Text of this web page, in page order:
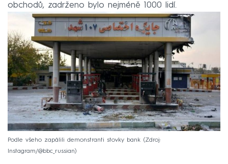
obchodů, zadrženo bylo nejméně 1000 lidí.
Podle všeho zapálili demonstranti stovky bank
Zdroj:
Instagram/@bbc_russian